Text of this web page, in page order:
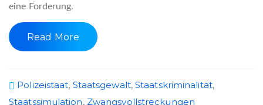
eine Forderung.
Read More
Polizeistaat, Staatsgewalt,Staatskriminalität,
Staatssimulation, Zwangsvollstreckungen